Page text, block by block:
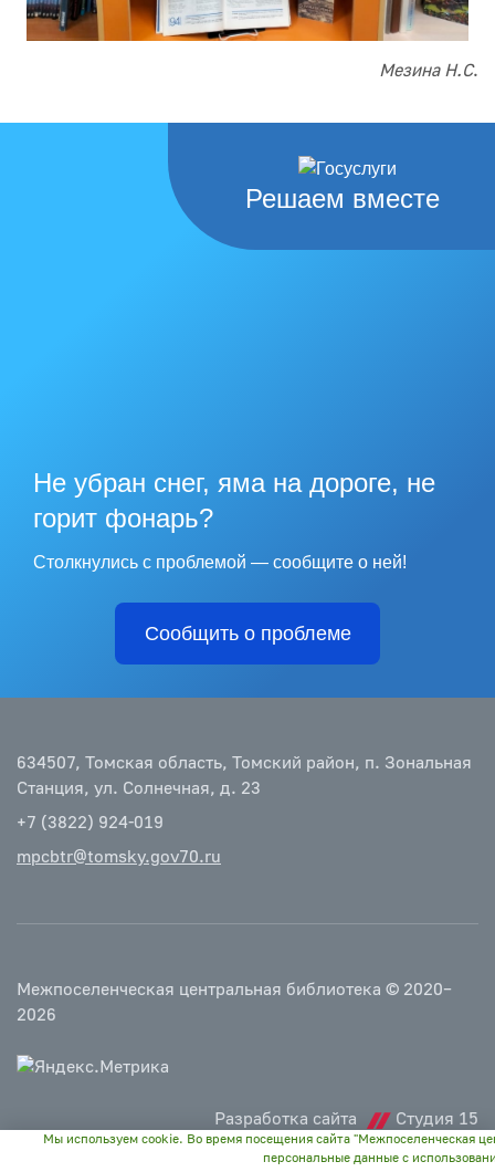
Мезина Н.С.
Решаем вместе
Не убран снег, яма на дороге, не
горит фонарь?
Столкнулись с проблемой — сообщите о ней!
Сообщить о проблеме
634507, Томская область, Томский район, п. Зональная
Станция, ул. Солнечная, д. 23
+7 (3822) 924-019
mpcbtr@tomsky.gov70.ru
Межпоселенческая центральная библиотека © 2020–
2026
Разработка сайта Студия 15
Мы используем cookie. Во время посещения сайта "Межпоселенческая
персональные данные с